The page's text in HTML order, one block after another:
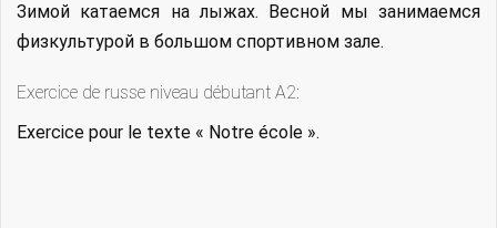
Зимой катаемся на лыжах. Весной мы занимаемся
физкультурой в большом спортивном зале.
Exercice de russe niveau débutant A2:
Exercice pour le texte « Notre école ».